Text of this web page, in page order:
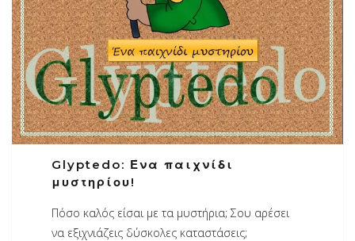
Glyptedo: Ένα παιχνίδι
μυστηρίου!
Πόσο καλός είσαι με τα μυστήρια; Σου αρέσει
να εξιχνιάζεις δύσκολες καταστάσεις;